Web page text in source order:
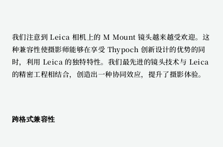
我们注意到 Leica 相机上的 M Mount 镜头越来越受欢迎。这
种兼容性使摄影师能够在享受 Thypoch 创新设计的优势的同
时，利用 Leica 的独特特性。我们最先进的镜头技术与 Leica
的精密工程相结合，创造出一种协同效应，提升了摄影体验。
跨格式兼容性